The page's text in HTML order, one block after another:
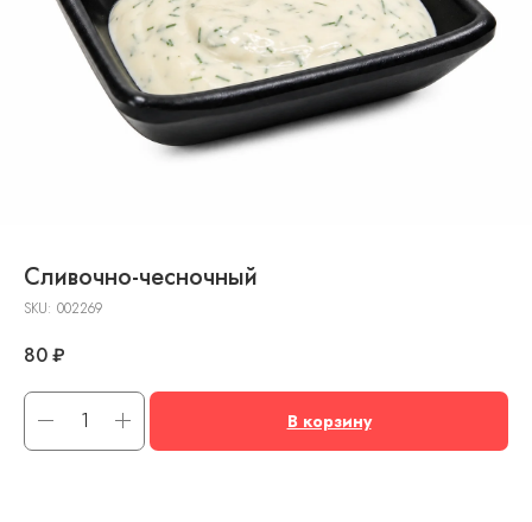
Сливочно-чесночный
SKU: 002269
80₽
В корзину